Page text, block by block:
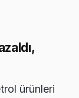
ürünleri